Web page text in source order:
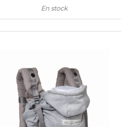
En stock